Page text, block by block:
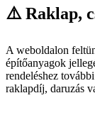
⚠️ Raklap,
A weboldalon
építőanyagok
rendeléshez
raklapdíj, daruzás